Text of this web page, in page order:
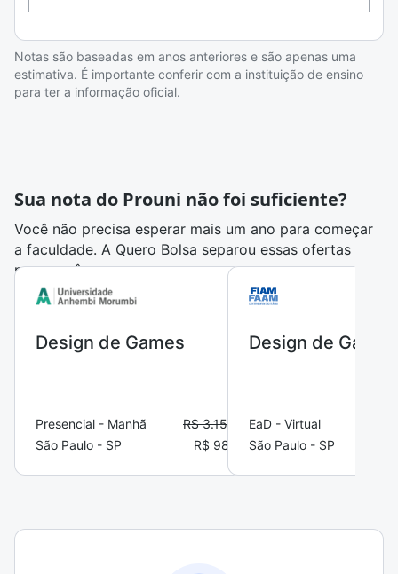
Notas são baseadas em anos anteriores e são apenas uma
estimativa. É importante conferir com a instituição de ensino
para ter a informação oficial.
Sua nota do Prouni não foi suficiente?
Você não precisa esperar mais um ano para começar
a faculdade. A Quero Bolsa separou essas ofertas
para você:
Design de Games
Presencial - Manhã
R$ 3.159,00
São Paulo - SP
R$ 988,77
Design de Games
EaD - Virtual
São Paulo - SP